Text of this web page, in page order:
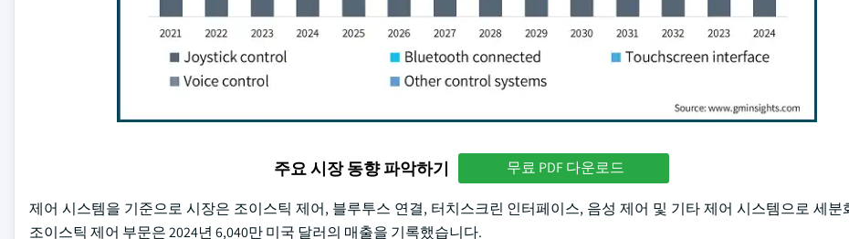
주요 시장 동향 파악하기 무료 PDF 다운로드
제어 시스템을 기준으로 시장은 조이스틱 제어, 블루투스 연결, 터치스크린 인터페이스, 음성 제어 및 기타 제어 시스템으로 세분
조이스틱 제어 부문은 2024년 6,040만 미국 달러의 매출을 기록했습니다.